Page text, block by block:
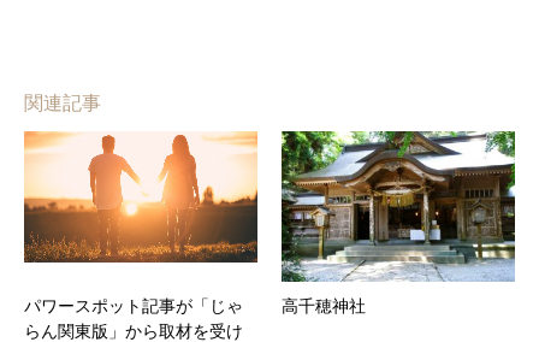
関連記事
パワースポット記事が「じゃ
らん関東版」から取材を受け
高千穂神社